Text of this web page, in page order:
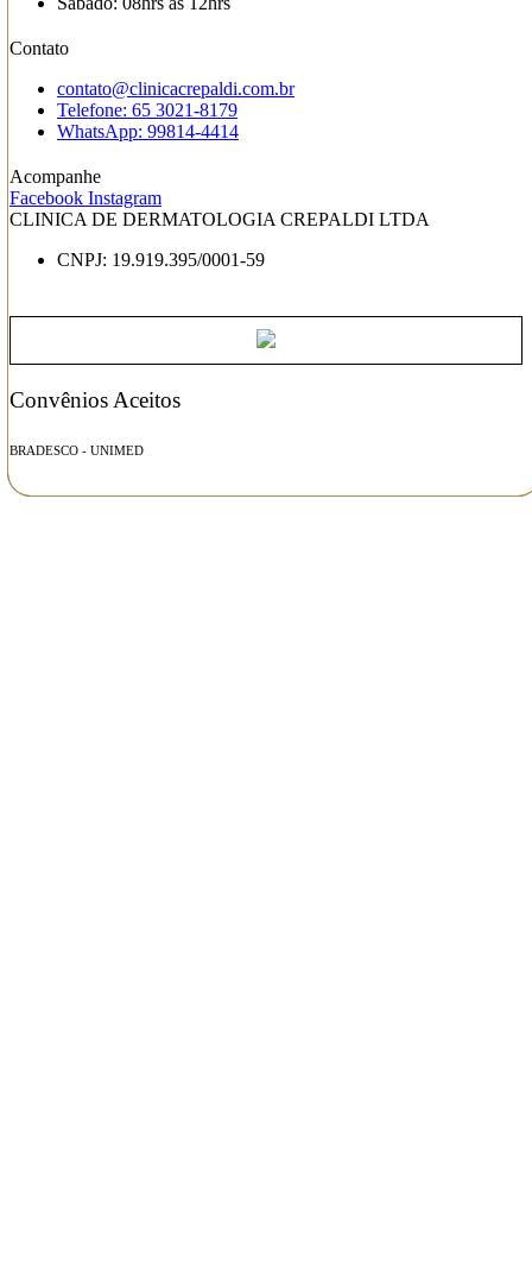
Contato
contato@clinicacrepaldi.com.br
Telefone: 65 3021-8179
WhatsApp: 99814-4414
Acompanhe
Facebook Instagram
CLINICA DE DERMATOLOGIA CREPALDI LTDA
CNPJ: 19.919.395/0001-59
Convênios Aceitos
BRADESCO - UNIMED